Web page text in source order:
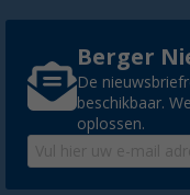
Berger
De
beschikbaar.
oplossen.